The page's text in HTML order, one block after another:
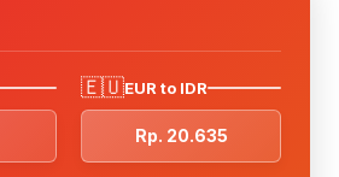
🇪🇺EUR to IDR
Rp. 20.635